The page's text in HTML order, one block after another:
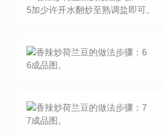
5加少许开水翻炒至熟调盐即可。
6成品图。
7成品图。